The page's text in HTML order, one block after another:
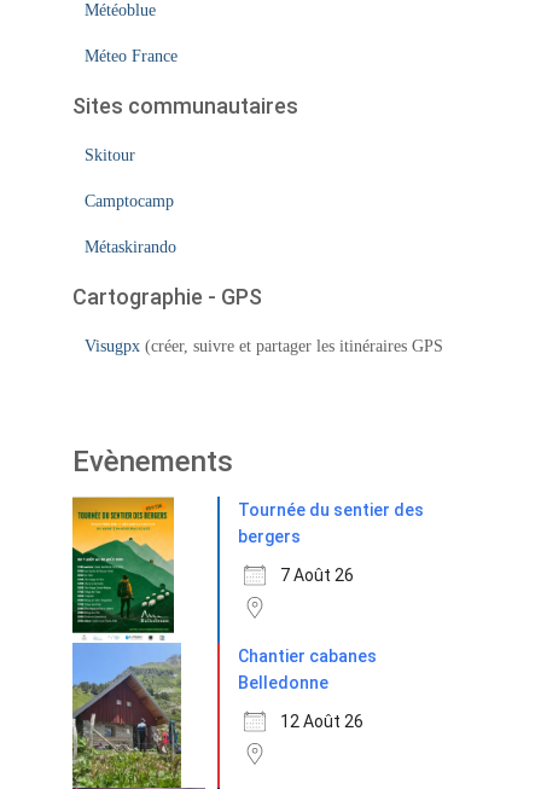
Météoblue
Méteo France
Sites communautaires
Skitour
Camptocamp
Métaskirando
Cartographie - GPS
Visugpx (créer, suivre et partager les itinéraires GPS
Evènements
Tournée du sentier des
bergers
7 Août 26
Chantier cabanes
Belledonne
12 Août 26